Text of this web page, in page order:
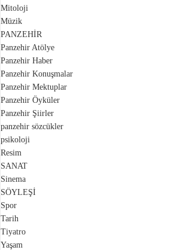
Mitoloji
Müzik
PANZEHİR
Panzehir Atölye
Panzehir Haber
Panzehir Konuşmalar
Panzehir Mektuplar
Panzehir Öyküler
Panzehir Şiirler
panzehir sözcükler
psikoloji
Resim
SANAT
Sinema
SÖYLEŞİ
Spor
Tarih
Tiyatro
Yaşam